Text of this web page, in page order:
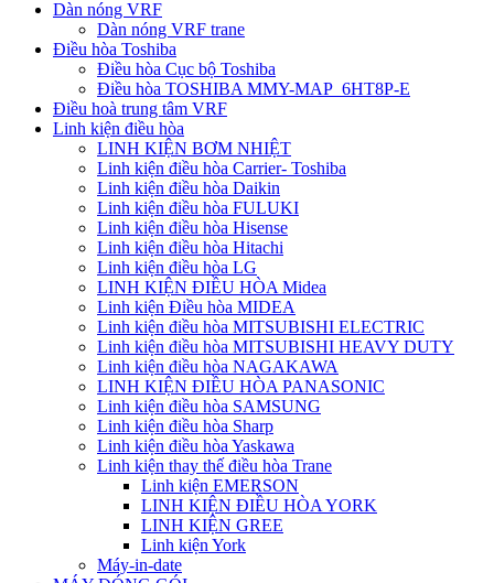
Dàn nóng VRF
Dàn nóng VRF trane
Điều hòa Toshiba
Điều hòa Cục bộ Toshiba
Điều hòa TOSHIBA MMY-MAP_6HT8P-E
Điều hoà trung tâm VRF
Linh kiện điều hòa
LINH KIỆN BƠM NHIỆT
Linh kiện điều hòa Carrier- Toshiba
Linh kiện điều hòa Daikin
Linh kiện điều hòa FULUKI
Linh kiện điều hòa Hisense
Linh kiện điều hòa Hitachi
Linh kiện điều hòa LG
LINH KIỆN ĐIỀU HÒA Midea
Linh kiện Điều hòa MIDEA
Linh kiện điều hòa MITSUBISHI ELECTRIC
Linh kiện điều hòa MITSUBISHI HEAVY DUTY
Linh kiện điều hòa NAGAKAWA
LINH KIỆN ĐIỀU HÒA PANASONIC
Linh kiện điều hòa SAMSUNG
Linh kiện điều hòa Sharp
Linh kiện điều hòa Yaskawa
Linh kiện thay thế điều hòa Trane
Linh kiện EMERSON
LINH KIỆN ĐIỀU HÒA YORK
LINH KIỆN GREE
Linh kiện York
Máy-in-date